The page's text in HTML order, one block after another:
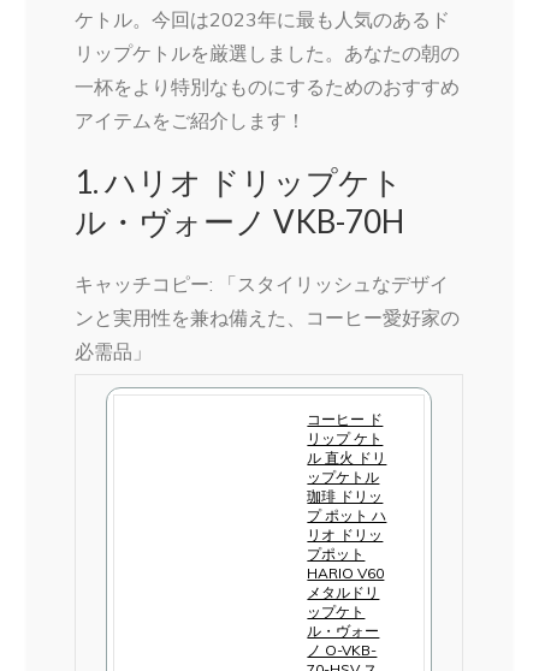
ケトル。今回は2023年に最も人気のあるド
リップケトルを厳選しました。あなたの朝の
一杯をより特別なものにするためのおすすめ
アイテムをご紹介します！
1. ハリオ ドリップケト
ル・ヴォーノ VKB-70H
キャッチコピー: 「スタイリッシュなデザイ
ンと実用性を兼ね備えた、コーヒー愛好家の
必需品」
コーヒー ド
リップ ケト
ル 直火 ドリ
ップケトル
珈琲 ドリッ
プ ポット ハ
リオ ドリッ
プポット
HARIO V60
メタルドリ
ップケト
ル・ヴォー
ノ O-VKB-